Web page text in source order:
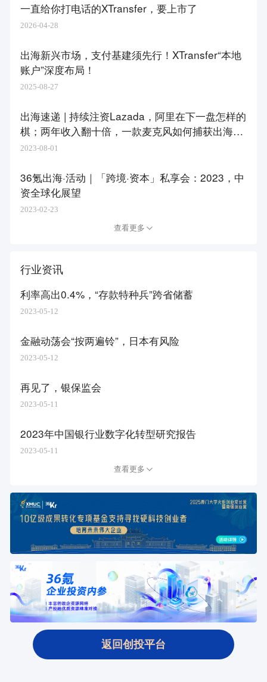
一直给你打电话的XTransfer，要上市了
2026-04-28
出海新兴市场，支付基建须先行！XTransfer“本地
账户”深度布局！
2025-08-27
出海速递 | 持续注资Lazada，阿里在下一盘怎样的
棋；两年收入翻十倍，一款麦克风如何捕获出海红
利？
2023-08-01
36氪出海·活动｜「跨境·资本」私享会：2023，中
资全球化展望
2023-02-23
查看更多
行业资讯
利率高出0.4%，“存款特种兵”跨省储蓄
2023-05-12
金融动荡会“按两遍铃”，日本有风险
2023-05-12
再见了，银保监会
2023-05-11
2023年中国银行业数字化转型研究报告
2023-05-11
查看更多
返回创投平台